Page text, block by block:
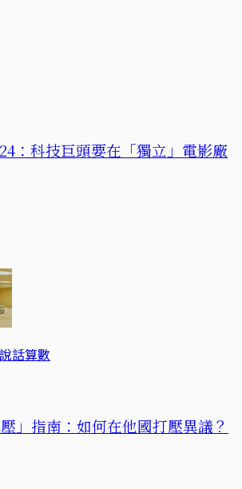
：科技巨頭要在「獨立」電影廠
話算數
壓」指南：如何在他國打壓異議？